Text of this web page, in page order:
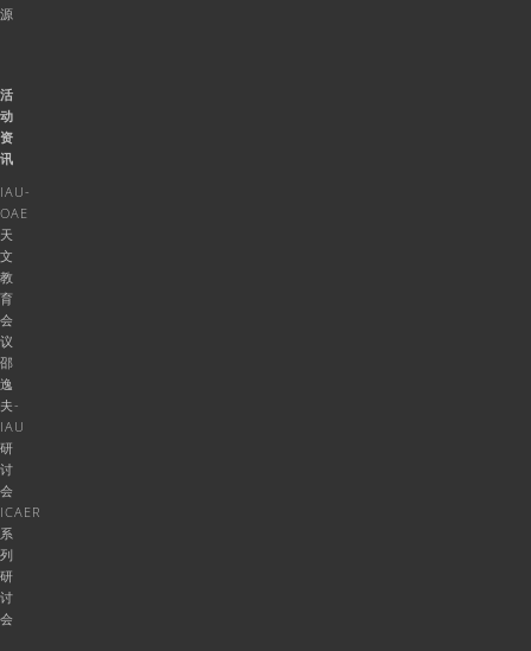
源
活
动
资
讯
IAU-
OAE
天
文
教
育
会
议
邵
逸
夫-
IAU
研
讨
会
ICAER
系
列
研
讨
会